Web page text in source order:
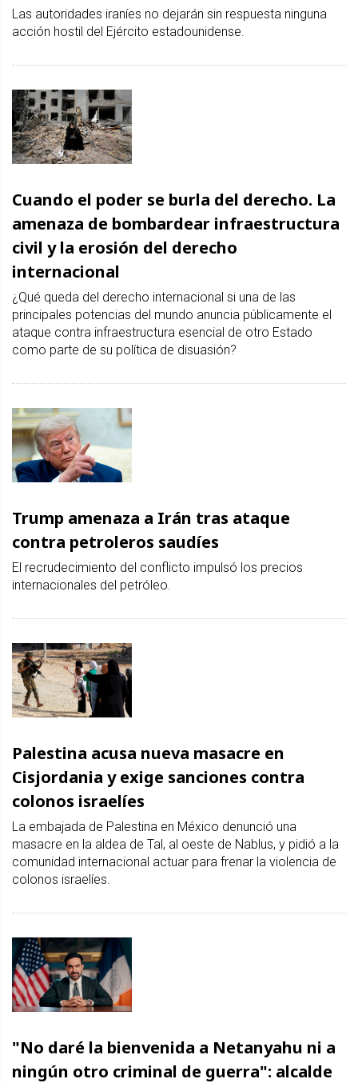
Las autoridades iraníes no dejarán sin respuesta ninguna
acción hostil del Ejército estadounidense.
Cuando el poder se burla del derecho. La
amenaza de bombardear infraestructura
civil y la erosión del derecho
internacional
¿Qué queda del derecho internacional si una de las
principales potencias del mundo anuncia públicamente el
ataque contra infraestructura esencial de otro Estado
como parte de su política de disuasión?
Trump amenaza a Irán tras ataque
contra petroleros saudíes
El recrudecimiento del conflicto impulsó los precios
internacionales del petróleo.
Palestina acusa nueva masacre en
Cisjordania y exige sanciones contra
colonos israelíes
La embajada de Palestina en México denunció una
masacre en la aldea de Tal, al oeste de Nablus, y pidió a la
comunidad internacional actuar para frenar la violencia de
colonos israelíes.
"No daré la bienvenida a Netanyahu ni a
ningún otro criminal de guerra": alcalde